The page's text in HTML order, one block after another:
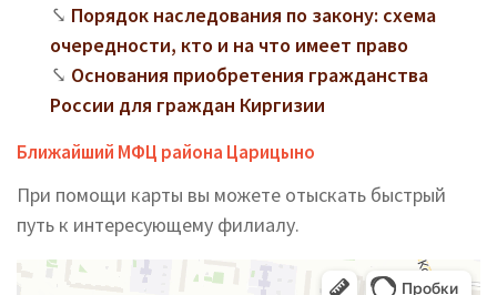
Порядок наследования по закону: схема
очередности, кто и на что имеет право
Основания приобретения гражданства
России для граждан Киргизии
Ближайший МФЦ района Царицыно
При помощи карты вы можете отыскать быстрый
путь к интересующему филиалу.